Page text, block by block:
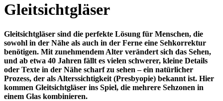
Gleitsichtgläser
Gleitsichtgläser sind die perfekte Lösung für Menschen, die
sowohl in der Nähe als auch in der Ferne eine Sehkorrektur
benötigen. Mit zunehmendem Alter verändert sich das Sehen,
und ab etwa 40 Jahren fällt es vielen schwerer, kleine Details
oder Texte in der Nähe scharf zu sehen – ein natürlicher
Prozess, der als Alterssichtigkeit (Presbyopie) bekannt ist. Hier
kommen Gleitsichtgläser ins Spiel, die mehrere Sehzonen in
einem Glas kombinieren.